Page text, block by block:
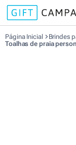
Página Inicial Brindes
Toalhas de praia